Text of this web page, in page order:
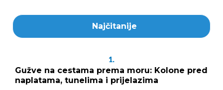
Najčitanije
1.
Gužve na cestama prema moru: Kolone pred
naplatama, tunelima i prijelazima